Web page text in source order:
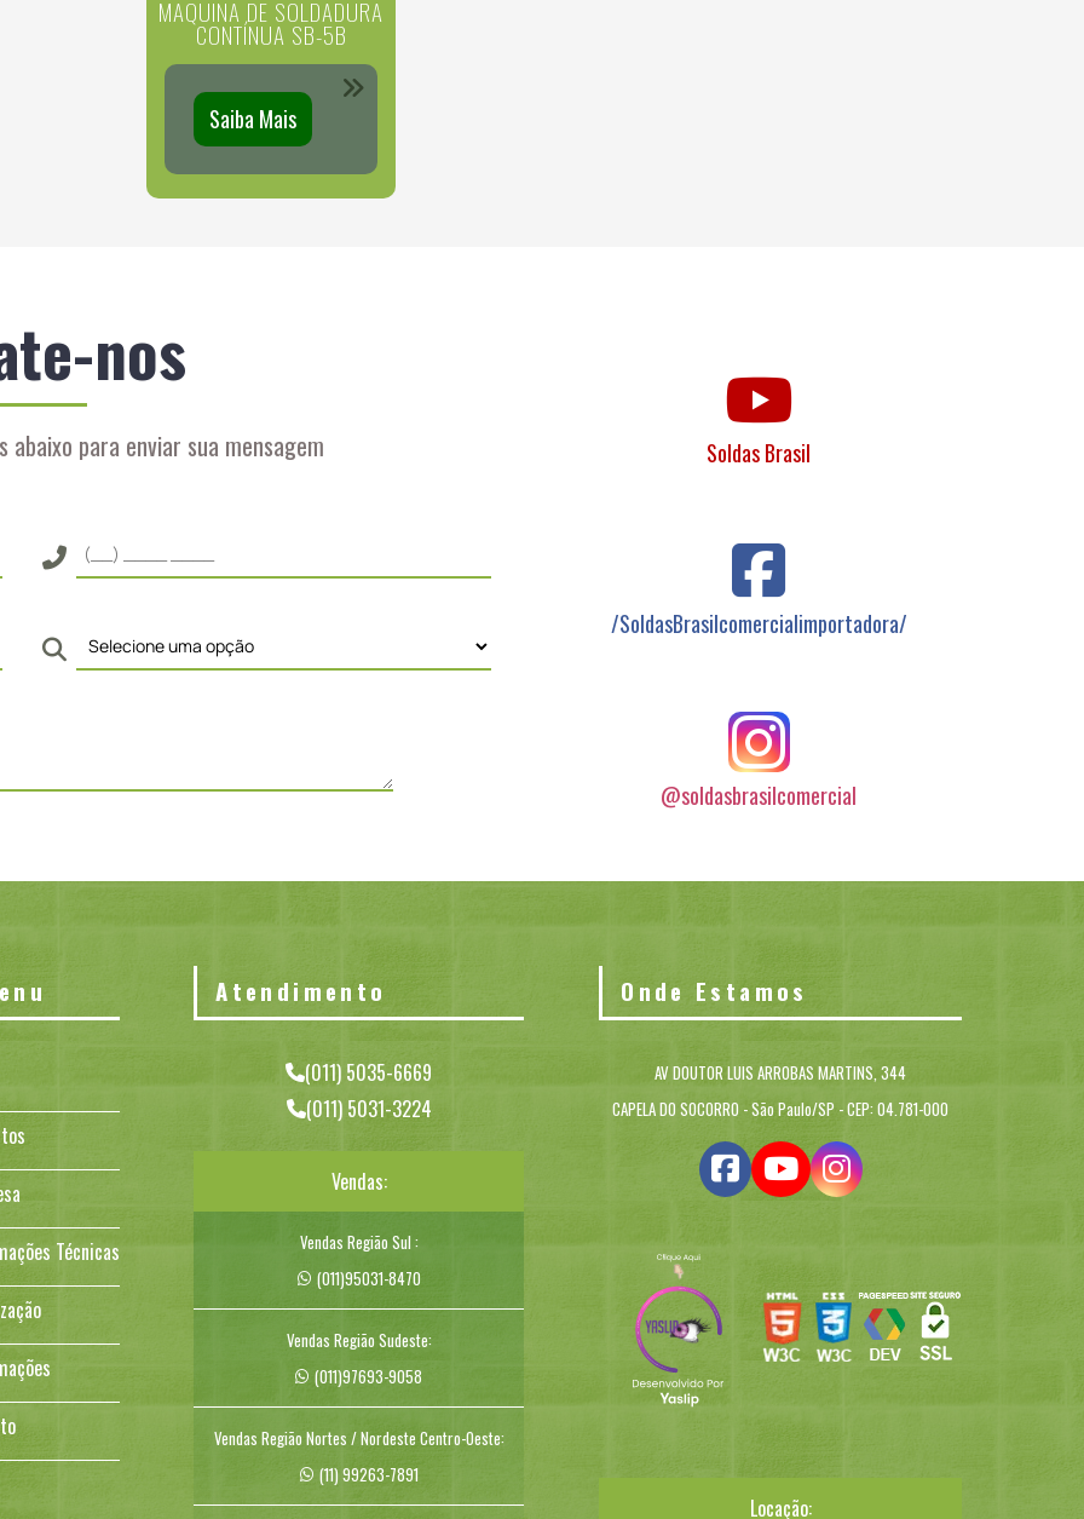
MAQUINA DE SOLDADURA
CONTÍNUA SB-5B
Saiba Mais
nos
para enviar sua mensagem Soldas Brasil
/SoldasBrasilcomercialimportadora/
@soldasbrasilcomercial
Técnicas
Atendimento
(011) 5035-6669
(011) 5031-3224
Vendas:
Vendas Região Sul :
(011)95031-8470
Vendas Região Sudeste:
(011)97693-9058
Vendas Região Nortes / Nordeste Centro-Oeste:
(11) 99263-7891
Onde Estamos
AV DOUTOR LUIS ARROBAS MARTINS, 344
CAPELA DO SOCORRO - São Paulo/SP - CEP: 04.781-000
Locação: